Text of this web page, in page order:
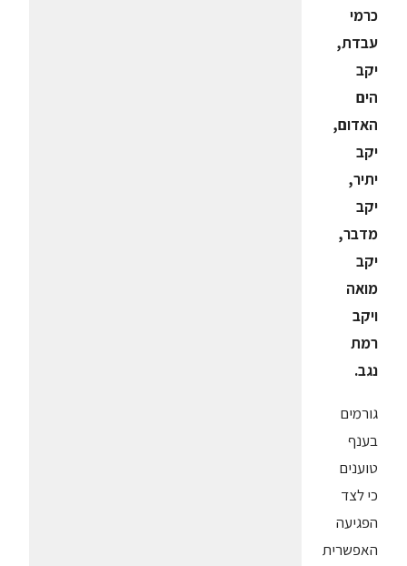
כרמי
עבדת,
יקב
הים
האדום,
יקב
יתיר,
יקב
מדבר,
יקב
מואה
ויקב
רמת
נגב.
גורמים
בענף
טוענים
כי לצד
הפגיעה
האפשרית